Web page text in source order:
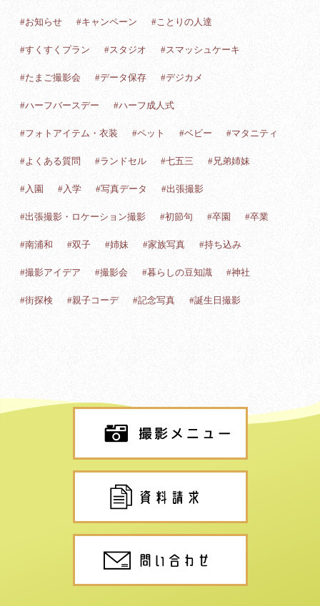
#お知らせ #キャンペーン #ことりの人達
#すくすくプラン #スタジオ #スマッシュケーキ
#たまご撮影会 #データ保存 #デジカメ
#ハーフバースデー #ハーフ成人式
#フォトアイテム・衣装 #ペット #ベビー #マタニティ
#よくある質問 #ランドセル #七五三 #兄弟姉妹
#入園 #入学 #写真データ #出張撮影
#出張撮影・ロケーション撮影 #初節句 #卒園 #卒業
#南浦和 #双子 #姉妹 #家族写真 #持ち込み
#撮影アイデア #撮影会 #暮らしの豆知識 #神社
#街探検 #親子コーデ #記念写真 #誕生日撮影